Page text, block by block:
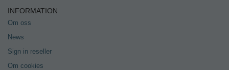
INFORMATION
Om oss
News
Sign in reseller
Om cookies